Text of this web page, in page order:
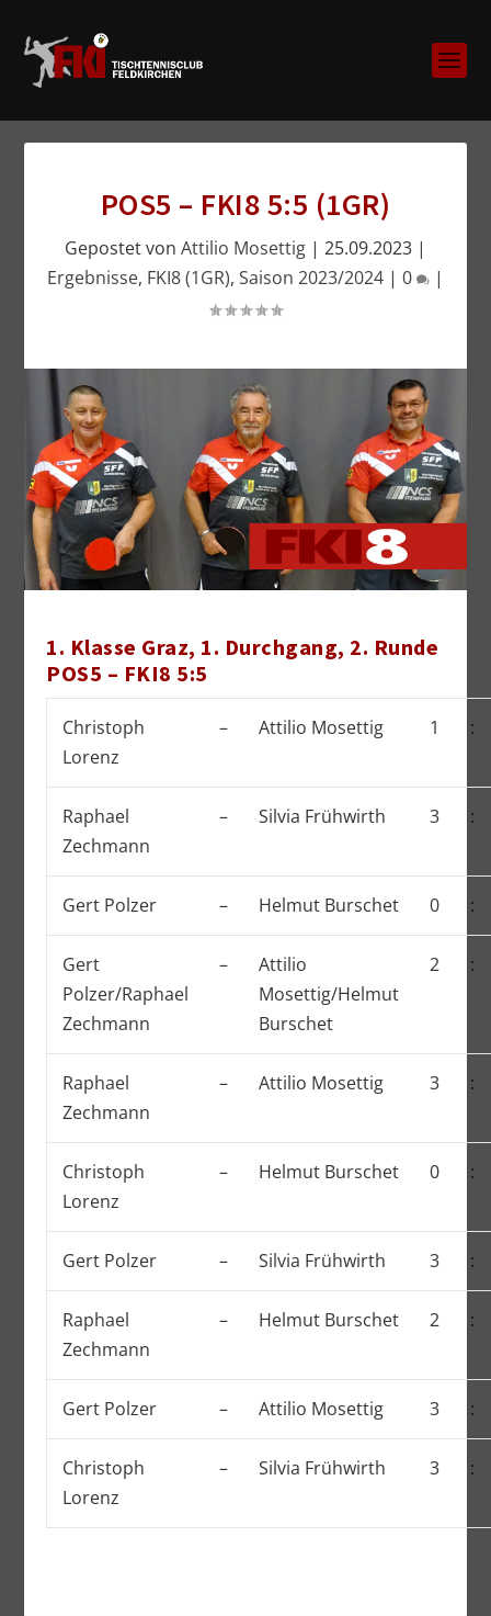
POS5 – FKI8 5:5 (1GR)
Gepostet von Attilio Mosettig | 25.09.2023 |
Ergebnisse, FKI8 (1GR), Saison 2023/2024 | 0 |
1. Klasse Graz, 1. Durchgang, 2. Runde
POS5 – FKI8 5:5
Christoph
Lorenz
– Attilio Mosettig 1 :
Raphael
Zechmann
– Silvia Frühwirth 3 :
Gert Polzer – Helmut Burschet 0 :
Gert
Polzer/Raphael
Zechmann
–
Attilio
Mosettig/Helmut
Burschet
2 :
Raphael
Zechmann
– Attilio Mosettig 3 :
Christoph
Lorenz
– Helmut Burschet 0 :
Gert Polzer – Silvia Frühwirth 3 :
Raphael
Zechmann
– Helmut Burschet 2 :
Gert Polzer – Attilio Mosettig 3 :
Christoph
Lorenz
– Silvia Frühwirth 3 :